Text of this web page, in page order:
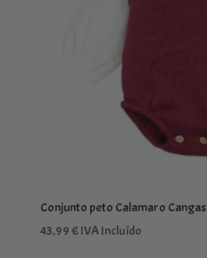
Conjunto peto Calamaro Cangas
43,99€IVA Incluído